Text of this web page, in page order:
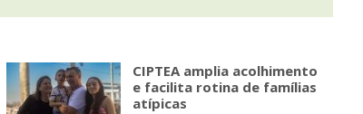
CIPTEA amplia acolhimento
e facilita rotina de famílias
atípicas